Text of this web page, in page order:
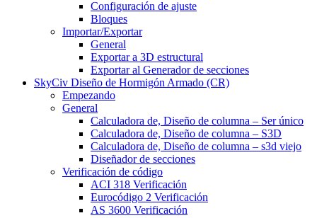
Configuración de ajuste
Bloques
Importar/Exportar
General
Exportar a 3D estructural
Exportar al Generador de secciones
SkyCiv Diseño de Hormigón Armado (CR)
Empezando
General
Calculadora de, Diseño de columna – Ser único
Calculadora de, Diseño de columna – S3D
Calculadora de, Diseño de columna – s3d viejo
Diseñador de secciones
Verificación de código
ACI 318 Verificación
Eurocódigo 2 Verificación
AS 3600 Verificación